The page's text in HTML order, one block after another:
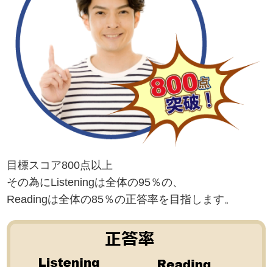
目標スコア800点以上
その為にListeningは全体の95％の、
Readingは全体の85％の正答率を目指します。